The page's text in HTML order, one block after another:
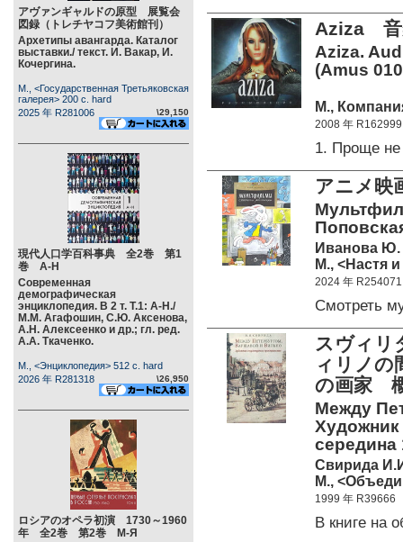
アヴァンギャルドの原型 展覧会
図録（トレチヤコフ美術館刊）
Архетипы авангарда. Каталог
выставки./ текст. И. Вакар, И.
Кочергина.
М., <Государственная Третьяковская
галерея> 200 c. hard
2025 年 R281006
\29,150
現代人口学百科事典 全2巻 第1
巻 А-Н
Современная
демографическая
энциклопедия. В 2 т. Т.1: А-Н./
М.М. Агафошин, С.Ю. Аксенова,
А.Н. Алексеенко и др.; гл. ред.
А.А. Ткаченко.
М., <Энциклопедия> 512 c. hard
2026 年 R281318
\26,950
ロシアのオペラ初演 1730～1960
年 全2巻 第2巻 М-Я
Aziza
Aziza.
(Amus
М.,
2008 年 R162999
1. Проще не
アニメ映
Иванова Ю.
М., <Настя
2024 年 R254071
Смотреть
スヴィ
ィリノの
の画家
Между
Художник
середина
Свирида
М.,
1999 年 R39666
В книге на